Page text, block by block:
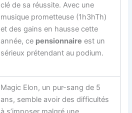
clé de sa réussite. Avec une
musique prometteuse (1h3hTh)
et des gains en hausse cette
année, ce pensionnaire est un
sérieux prétendant au podium.
Magic Elon, un pur-sang de 5
ans, semble avoir des difficultés